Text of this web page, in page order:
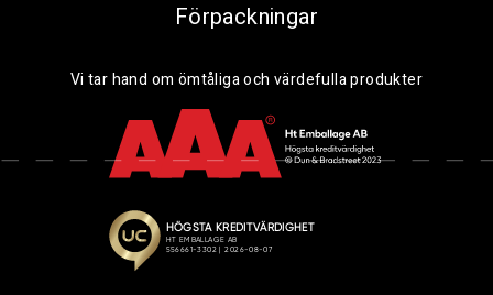
Förpackningar
Vi tar hand om ömtåliga och värdefulla produkter